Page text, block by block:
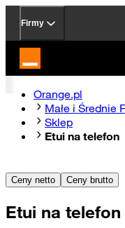
Firmy
Strona główna
Orange.pl
Małe i Średnie
Sklep
Etui na telefon
Ceny netto Ceny brutto
Etui na telefon